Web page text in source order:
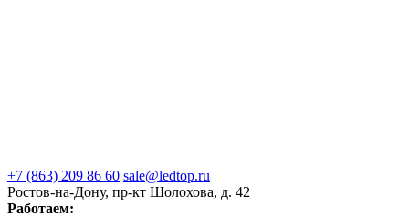
+7 (863) 209 86 60 sale@ledtop.ru
Ростов-на-Дону, пр-кт Шолохова, д. 42
Работаем: